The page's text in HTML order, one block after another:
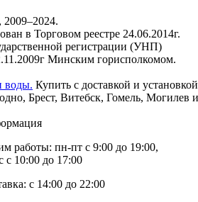
в Торговом реестре 24.06.2014г.
регистрации (УНП)
Минским горисполкомом.
воды. Купить с доставкой и установкой
Брест, Витебск, Гомель, Могилев и
работы: пн-пт с 9:00 до 19:00,
с 10:00 до 17:00
с 14:00 до 22:00